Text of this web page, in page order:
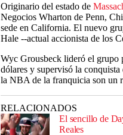
Originario del estado de
Negocios Wharton de Penn,
sede en California. El nuevo
Hale --actual accionista de los
Wyc Grousbeck lideró el grupo
dólares y supervisó la
la NBA de la franquicia son un
RELACIONADOS
El sencillo de
Reales